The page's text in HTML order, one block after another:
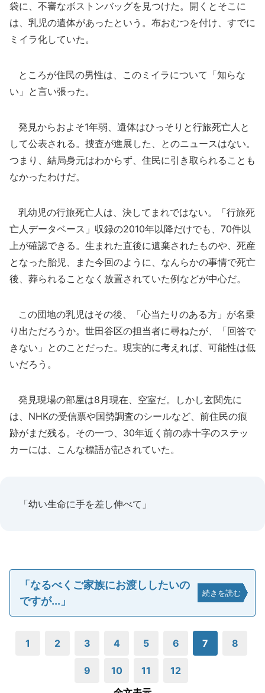
袋に、不審なボストンバッグを見つけた。開くとそこに
は、乳児の遺体があったという。布おむつを付け、すでに
ミイラ化していた。
ところが住民の男性は、このミイラについて「知らな
い」と言い張った。
発見からおよそ1年弱、遺体はひっそりと行旅死亡人と
して公表される。捜査が進展した、とのニュースはない。
つまり、結局身元はわからず、住民に引き取られることも
なかったわけだ。
乳幼児の行旅死亡人は、決してまれではない。「行旅死
亡人データベース」収録の2010年以降だけでも、70件以
上が確認できる。生まれた直後に遺棄されたものや、死産
となった胎児、また今回のように、なんらかの事情で死亡
後、葬られることなく放置されていた例などが中心だ。
この団地の乳児はその後、「心当たりのある方」が名乗
り出ただろうか。世田谷区の担当者に尋ねたが、「回答で
きない」とのことだった。現実的に考えれば、可能性は低
いだろう。
発見現場の部屋は8月現在、空室だ。しかし玄関先に
は、NHKの受信票や国勢調査のシールなど、前住民の痕
跡がまだ残る。その一つ、30年近く前の赤十字のステッ
カーには、こんな標語が記されていた。
「幼い生命に手を差し伸べて」
「なるべくご家族にお渡ししたいの
ですが...」
続きを読む
1 2 3 4 5 6 7 8
9 10 11
12